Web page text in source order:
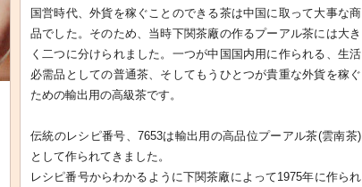
国営時代、外貨を稼ぐことのできる茶は中国に取って大事な商
品でした。そのため、当時下関茶廠の作るプーアル茶には大き
く二つに分けられました。一つが中国国内用に作られる、生活
必需品としての普通茶、そしてもうひとつが貴重な外貨を稼ぐ
ための輸出用の高級茶です。
伝統のレシピ番号、7653は輸出用の高品位プーアル茶(雲南茶)
として作られてきました。
レシピ番号からわかるように下関茶廠によって1975年に作られ